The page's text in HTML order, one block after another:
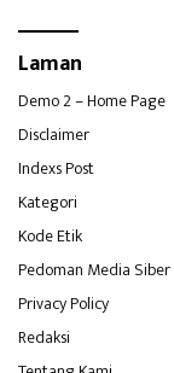
Laman
Demo 2 – Home Page
Disclaimer
Indexs Post
Kategori
Kode Etik
Pedoman Media Siber
Privacy Policy
Redaksi